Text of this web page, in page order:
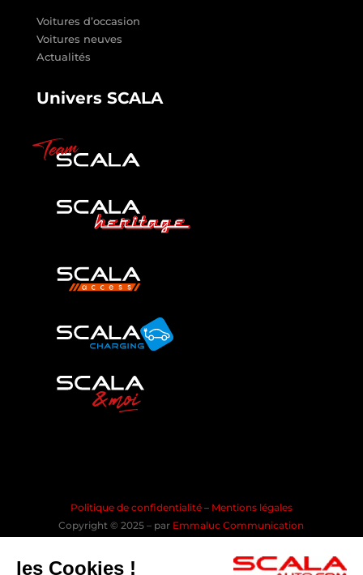
Voitures d’occasion
Voitures neuves
Actualités
Univers SCALA
Politique de confidentialité – Mentions légales
Copyright © 2025 – par Emmaluc Communication
les Cookies !